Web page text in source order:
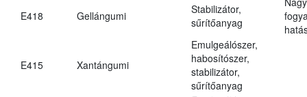
E418 Gellángumi
Stabilizátor,
sűrítőanyag
E415 Xantángumi
Emulgeálószer,
habosítószer,
stabilizátor,
sűrítőanyag